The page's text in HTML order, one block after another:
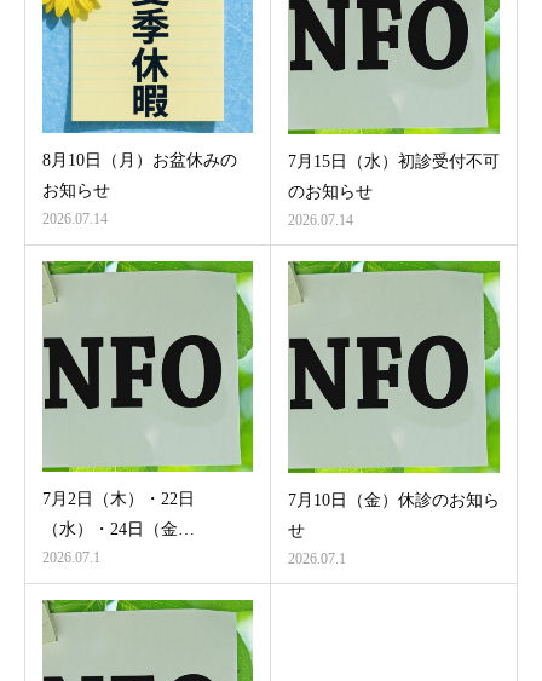
8月10日（月）お盆休みの
お知らせ
2026.07.14
7月15日（水）初診受付不可
のお知らせ
2026.07.14
7月2日（木）・22日
（水）・24日（金…
2026.07.1
7月10日（金）休診のお知ら
せ
2026.07.1